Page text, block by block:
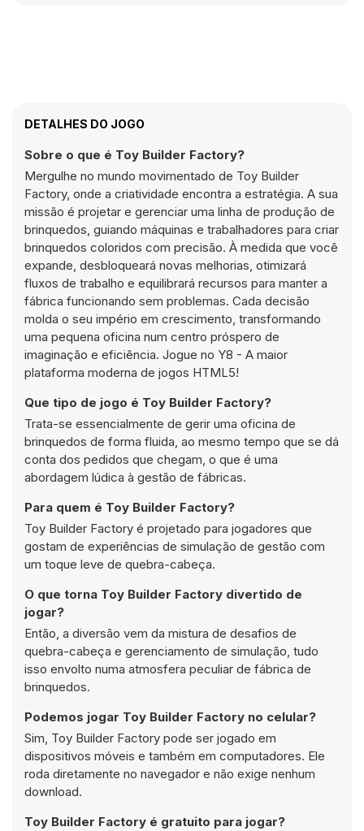
DETALHES DO JOGO
Sobre o que é Toy Builder Factory?
Mergulhe no mundo movimentado de Toy Builder
Factory, onde a criatividade encontra a estratégia. A sua
missão é projetar e gerenciar uma linha de produção de
brinquedos, guiando máquinas e trabalhadores para criar
brinquedos coloridos com precisão. À medida que você
expande, desbloqueará novas melhorias, otimizará
fluxos de trabalho e equilibrará recursos para manter a
fábrica funcionando sem problemas. Cada decisão
molda o seu império em crescimento, transformando
uma pequena oficina num centro próspero de
imaginação e eficiência. Jogue no Y8 - A maior
plataforma moderna de jogos HTML5!
Que tipo de jogo é Toy Builder Factory?
Trata-se essencialmente de gerir uma oficina de
brinquedos de forma fluida, ao mesmo tempo que se dá
conta dos pedidos que chegam, o que é uma
abordagem lúdica à gestão de fábricas.
Para quem é Toy Builder Factory?
Toy Builder Factory é projetado para jogadores que
gostam de experiências de simulação de gestão com
um toque leve de quebra-cabeça.
O que torna Toy Builder Factory divertido de
jogar?
Então, a diversão vem da mistura de desafios de
quebra-cabeça e gerenciamento de simulação, tudo
isso envolto numa atmosfera peculiar de fábrica de
brinquedos.
Podemos jogar Toy Builder Factory no celular?
Sim, Toy Builder Factory pode ser jogado em
dispositivos móveis e também em computadores. Ele
roda diretamente no navegador e não exige nenhum
download.
Toy Builder Factory é gratuito para jogar?